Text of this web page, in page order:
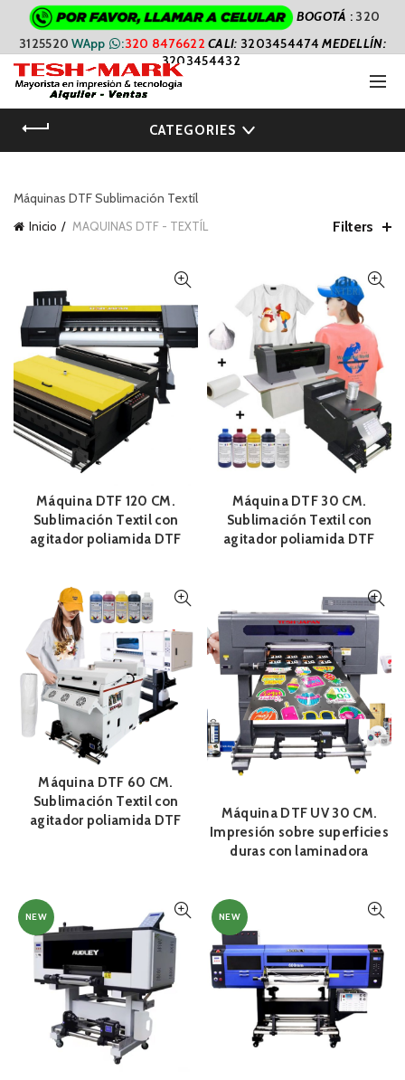
BOGOTÁ : 320
3125520WApp :320 8476622 CALI: 3203454474MEDELLÍN:
3203454432
CATEGORIES
Máquinas DTF Sublimación Textíl
Inicio MAQUINAS DTF - TEXTÍL Filters
Máquina DTF 120 CM.
Sublimación Textil con
agitador poliamida DTF
Máquina DTF 30 CM.
Sublimación Textil con
agitador poliamida DTF
Máquina DTF 60 CM.
Sublimación Textil con
agitador poliamida DTF
Máquina DTF UV 30 CM.
Impresión sobre superficies
duras con laminadora
NEW NEW